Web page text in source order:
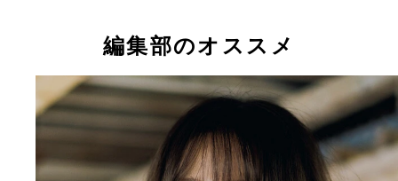
編集部のオススメ